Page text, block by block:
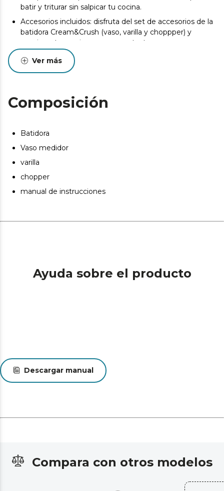
batir y triturar sin salpicar tu cocina.
Accesorios incluidos: disfruta del set de accesorios de la
batidora Cream&Crush (vaso, varilla y choppper) y
consigue tus mejores cremas y texturas.
Ver más
Composición
Batidora
Vaso medidor
varilla
chopper
manual de instrucciones
Ayuda sobre el producto
Descargar manual
Compara con otros modelos